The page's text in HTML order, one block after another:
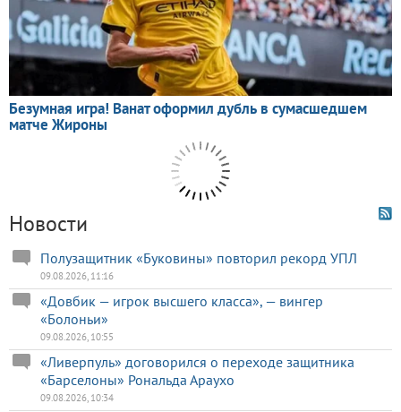
Новости
Полузащитник «Буковины» повторил рекорд УПЛ
09.08.2026, 11:16
«Довбик — игрок высшего класса», — вингер
«Болоньи»
09.08.2026, 10:55
«Ливерпуль» договорился о переходе защитника
«Барселоны» Рональда Араухо
09.08.2026, 10:34